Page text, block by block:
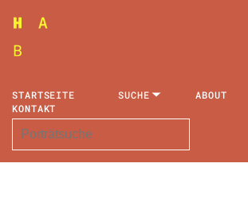
STARTSEITE SUCHE
ABOUT
KONTAKT